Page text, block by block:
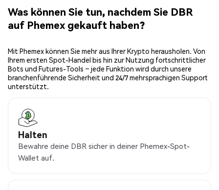
Was können Sie tun, nachdem Sie DBR
auf Phemex gekauft haben?
Mit Phemex können Sie mehr aus Ihrer Krypto herausholen. Von
Ihrem ersten Spot-Handel bis hin zur Nutzung fortschrittlicher
Bots und Futures-Tools – jede Funktion wird durch unsere
branchenführende Sicherheit und 24/7 mehrsprachigen Support
unterstützt.
Halten
Bewahre deine DBR sicher in deiner Phemex-Spot-
Wallet auf.